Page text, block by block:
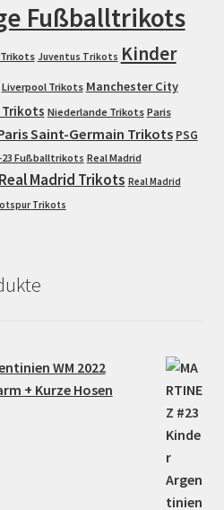
Fußballtrikots
Juventus Trikots Kinder
Liverpool Trikots Manchester City
Trikots Niederlande Trikots Paris
Saint-Germain Trikots PSG
23 Fußballtrikots Real Madrid
Real Madrid Trikots Real Madrid
Trikots
WM 2022
+ Kurze Hosen